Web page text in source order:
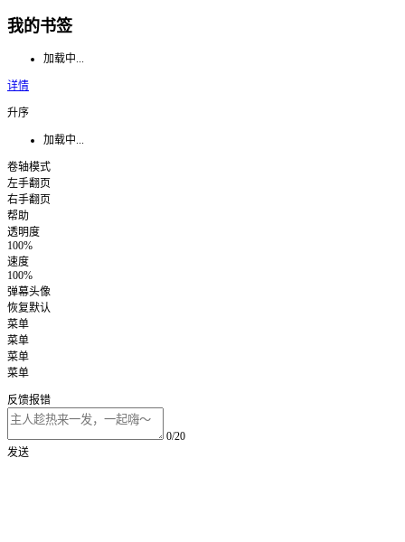
我的书签
加载中...
详情
升序
加载中...
卷轴模式
左手翻页
右手翻页
帮助
透明度
100%
速度
100%
弹幕头像
恢复默认
菜单
菜单
菜单
菜单
反馈报错
0/20
发送